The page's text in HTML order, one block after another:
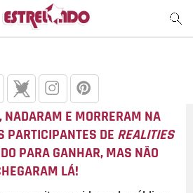
NADARAM E MORRERAM NA
PARTICIPANTES DE REALITIES
PARA GANHAR, MAS NÃO
LÁ!